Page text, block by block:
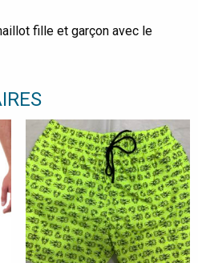
fille et garçon avec le